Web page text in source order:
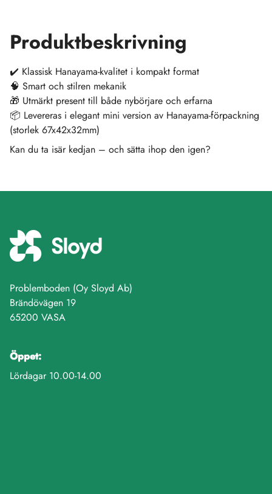
Produktbeskrivning
✔️ Klassisk Hanayama-kvalitet i kompakt format
🧠 Smart och stilren mekanik
🎁 Utmärkt present till både nybörjare och erfarna
📦 Levereras i elegant mini version av Hanayama-förpackning
(storlek 67x42x32mm)
Kan du ta isär kedjan – och sätta ihop den igen?
Problemboden (Oy Sloyd Ab)
Brändövägen 19
65200 VASA
Öppet:
Lördagar 10.00-14.00